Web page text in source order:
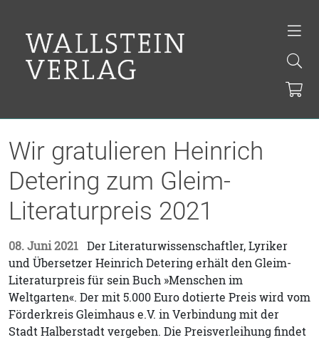
Wir gratulieren Heinrich
Detering zum Gleim-
Literaturpreis 2021
08. Juni 2021 Der Literaturwissenschaftler, Lyriker
und Übersetzer Heinrich Detering erhält den Gleim-
Literaturpreis für sein Buch »Menschen im
Weltgarten«. Der mit 5.000 Euro dotierte Preis wird vom
Förderkreis Gleimhaus e.V. in Verbindung mit der
Stadt Halberstadt vergeben. Die Preisverleihung findet